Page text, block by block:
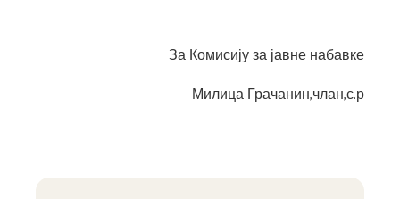
За Комисију за јавне набавке
Милица Грачанин,члан,с.р